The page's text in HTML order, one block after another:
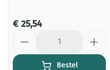
€ 25,54
Bestel